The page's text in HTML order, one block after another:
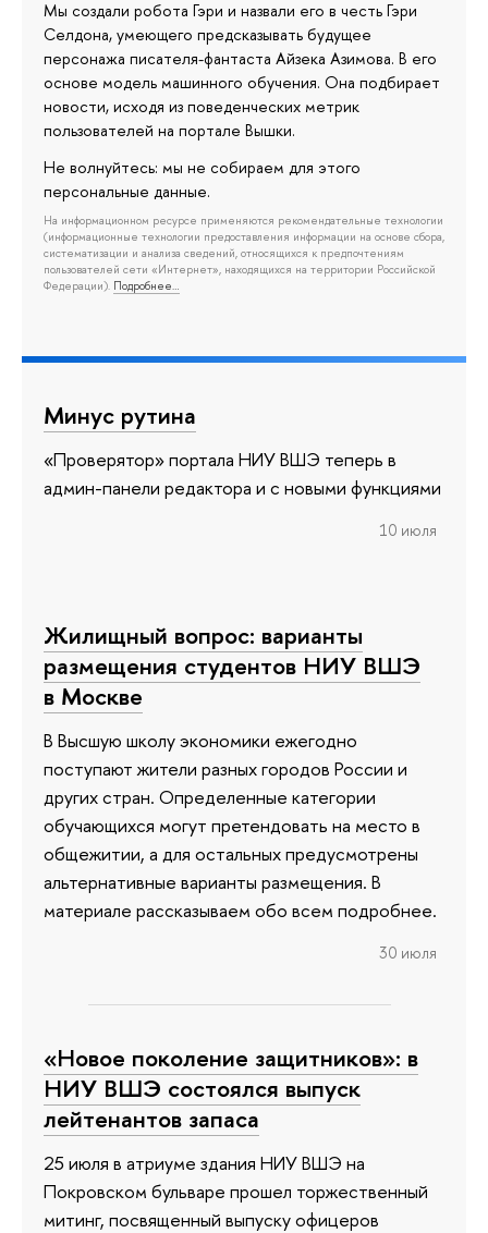
Мы создали робота Гэри и назвали его в честь Гэри
Селдона, умеющего предсказывать будущее
персонажа писателя-фантаста Айзека Азимова. В его
основе модель машинного обучения. Она подбирает
новости, исходя из поведенческих метрик
пользователей на портале Вышки.
Не волнуйтесь: мы не собираем для этого
персональные данные.
На информационном ресурсе применяются рекомендательные технологии
(информационные технологии предоставления информации на основе сбора,
систематизации и анализа сведений, относящихся к предпочтениям
пользователей сети «Интернет», находящихся на территории Российской
Федерации). Подробнее…
Минус рутина
«Проверятор» портала НИУ ВШЭ теперь в
админ-панели редактора и с новыми функциями
10 июля
Жилищный вопрос: варианты
размещения студентов НИУ ВШЭ
в Москве
В Высшую школу экономики ежегодно
поступают жители разных городов России и
других стран. Определенные категории
обучающихся могут претендовать на место в
общежитии, а для остальных предусмотрены
альтернативные варианты размещения. В
материале рассказываем обо всем подробнее.
30 июля
«Новое поколение защитников»: в
НИУ ВШЭ состоялся выпуск
лейтенантов запаса
25 июля в атриуме здания НИУ ВШЭ на
Покровском бульваре прошел торжественный
митинг, посвященный выпуску офицеров